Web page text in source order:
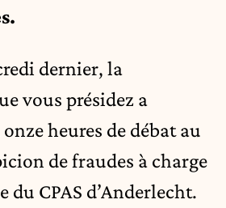
dernier, la
vous présidez a
heures de débat au
de fraudes à charge
du CPAS d’Anderlecht.